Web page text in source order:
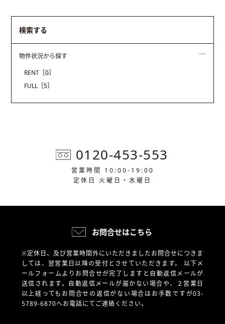
検索する
物件状況から探す
RENT ［0］
FULL ［5］
0120-453-553
営業時間 10:00-19:00
定休日 火曜日・水曜日
お問合せはこちら
※定休日、及び営業時間外にいただきましたお問合せにつきま
しては、翌営業日以降の受付とさせていただきます。 以下メ
ールフォームよりお問合せが完了しますと自動返信メールが
送信されます。自動返信メールが届かない場合や、
２営業日
以上経ってもお問合せの返信がない場合はお手数ですが03-
5789-6870へお電話にてご連絡ください。